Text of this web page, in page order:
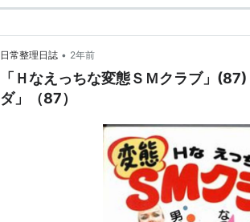
日常整理日誌 • 2年前
「Ｈなえっちな変態ＳＭクラブ」
ダ」（87）